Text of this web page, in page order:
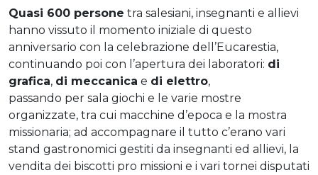
Quasi 600 persone tra salesiani, insegnanti e allievi
hanno vissuto il momento iniziale di questo
anniversario con la celebrazione dell’Eucarestia,
continuando poi con l’apertura dei laboratori: di
grafica, di meccanica e di elettro,
passando per sala giochi e le varie mostre
organizzate, tra cui macchine d’epoca e la mostra
missionaria; ad accompagnare il tutto c’erano vari
stand gastronomici gestiti da insegnanti ed allievi, la
vendita dei biscotti pro missioni e i vari tornei disputati